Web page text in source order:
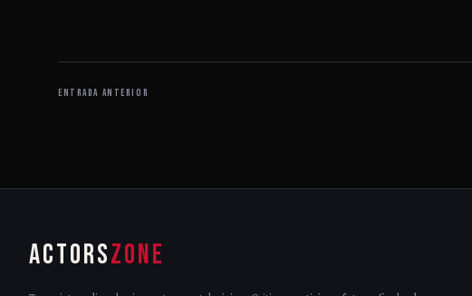
ENTRADA ANTERIOR
ACTORSZONE